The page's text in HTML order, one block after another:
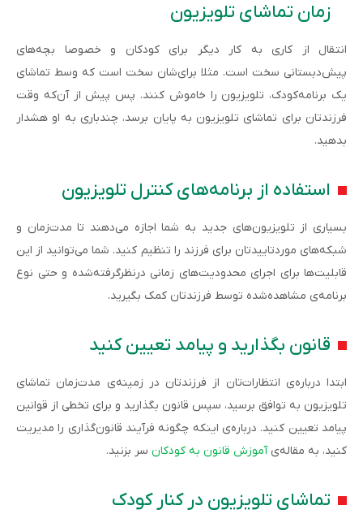
‌زمان تماشای تلویزیون
انتقال از کاری به کار دیگر برای کودکان و خصوصا بچه‌های
پیش‌دبستانی سخت است. مثلا برای‌شان سخت است که وسط تماشای
یک برنامه‌کودک، تلویزیون را خاموش کنند. پس پیش‌ از آن‌که وقت
فرزندتان برای تماشای تلویزیون به پایان برسد، چندباری به او هشدار
بدهید.
استفاده از برنامه‌های کنترل تلویزیون
بسیاری از تلویزیون‌های جدید به شما اجازه می‌دهند تا مدت‌زمان و
شبکه‌های موردتاییدتان برای فرزند را تنظیم کنید. شما می‌توانید از این
قابلیت‌ها برای اجرای محدودیت‌های زمانی درنظرگرفته‌شده و حتی نوع
برنامه‌ی مشاهده‌شده توسط فرزندتان کمک بگیرید.
قانون بگذارید و پیامد تعیین کنید
ابتدا درباره‌ی انتظارات‌تان از فرزندتان در زمینه‌ی مدت‌زمان تماشای
تلویزیون به توافق برسید، سپس قانون بگذارید و برای تخطی از قوانین
پیامد تعیین کنید. درباره‌ی اینکه چگونه فرآیند قانون‌گذاری را مدیریت
کنید، به مقاله‌یآموزش قانون به کودکان سر بزنید.
تماشای تلویزیون در کنار کودک